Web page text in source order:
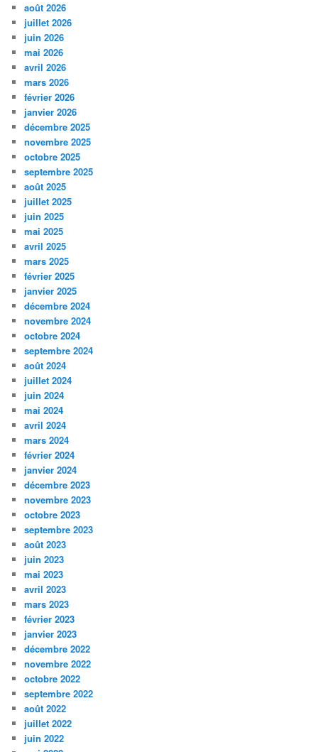
août 2026
juillet 2026
juin 2026
mai 2026
avril 2026
mars 2026
février 2026
janvier 2026
décembre 2025
novembre 2025
octobre 2025
septembre 2025
août 2025
juillet 2025
juin 2025
mai 2025
avril 2025
mars 2025
février 2025
janvier 2025
décembre 2024
novembre 2024
octobre 2024
septembre 2024
août 2024
juillet 2024
juin 2024
mai 2024
avril 2024
mars 2024
février 2024
janvier 2024
décembre 2023
novembre 2023
octobre 2023
septembre 2023
août 2023
juin 2023
mai 2023
avril 2023
mars 2023
février 2023
janvier 2023
décembre 2022
novembre 2022
octobre 2022
septembre 2022
août 2022
juillet 2022
juin 2022